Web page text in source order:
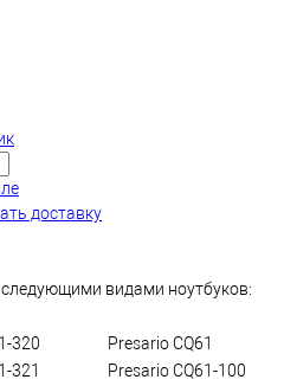
доставку
видами ноутбуков:
320
Presario CQ61
321
Presario CQ61-100